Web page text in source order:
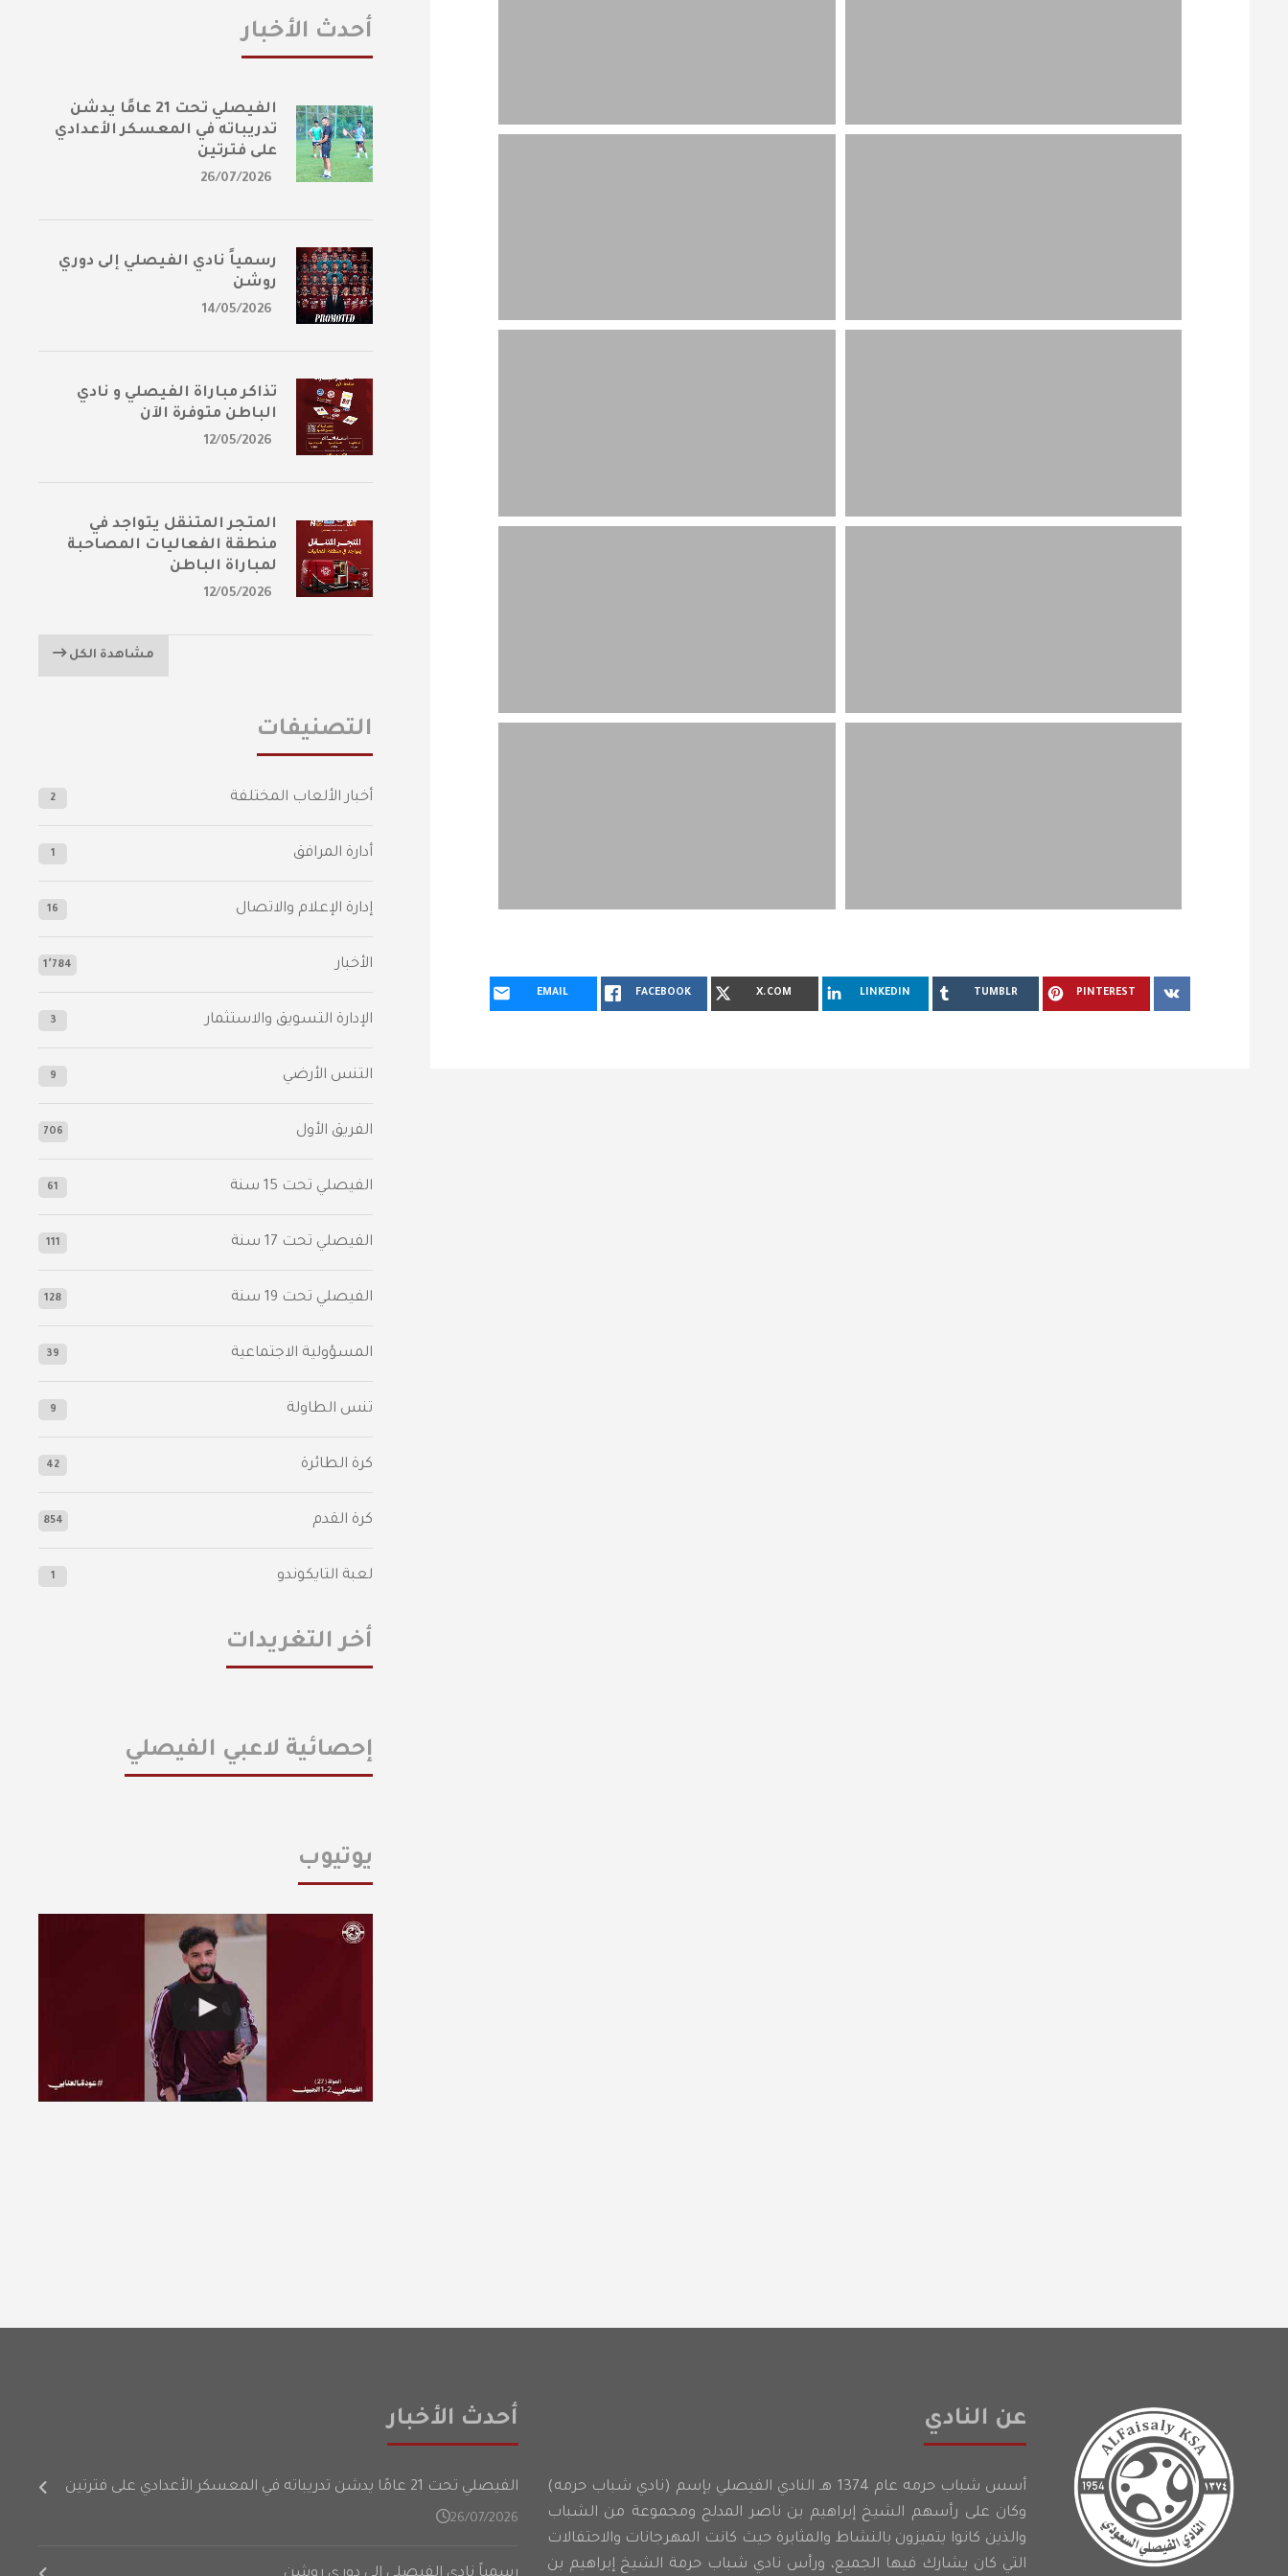
EMAIL FACEBOOK X.COM LINKEDIN TUMBLR PINTEREST
أحدث الأخبار
الفيصلي تحت 21 عامًا يدشن
تدريباته في المعسكر الأعدادي
على فترتين
26/07/2026
رسمياً نادي الفيصلي إلى دوري
روشن
14/05/2026
تذاكر مباراة الفيصلي و نادي
الباطن متوفرة الآن
12/05/2026
المتجر المتنقل يتواجد في
منطقة الفعاليات المصاحبة
لمباراة الباطن
12/05/2026
مشاهدة الكل
التصنيفات
أخبار الألعاب المختلفة 2
أدارة المرافق 1
إدارة الإعلام والاتصال 16
الأخبار 1٬784
الإدارة التسويق والاستثمار 3
التنس الأرضي 9
الفريق الأول 706
الفيصلي‬⁩ تحت 15 سنة 61
‫الفيصلي‬⁩ تحت 17 سنة 111
الفيصلي‬⁩ تحت 19 سنة 128
المسؤولية الاجتماعية 39
تنس الطاولة 9
كرة الطائرة 42
كرة القدم 854
لعبة التايكوندو 1
أخر التغريدات
إحصائية لاعبي الفيصلي
يوتيوب
عن النادي
أسس شباب حرمه عام 1374 هـ النادي الفيصلي بإسم (نادي شباب حرمه)
وكان على رأسهم الشيخ إبراهيم بن ناصر المدلج ومجموعة من الشباب
والذين كانوا يتميزون بالنشاط والمثابرة حيث كانت المهرجانات والاحتفالات
التي كان يشارك فيها الجميع، ورأس نادي شباب حرمة الشيخ إبراهيم بن
أحدث الأخبار
الفيصلي تحت 21 عامًا يدشن تدريباته في المعسكر الأعدادي على فترتين
26/07/2026